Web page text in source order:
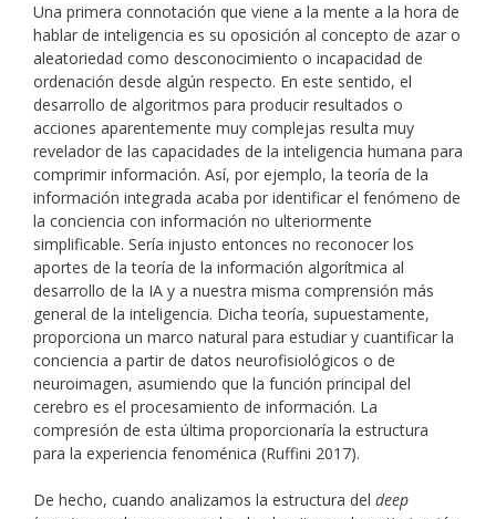
Una primera connotación que viene a la mente a la hora de
hablar de inteligencia es su oposición al concepto de azar o
aleatoriedad como desconocimiento o incapacidad de
ordenación desde algún respecto. En este sentido, el
desarrollo de algoritmos para producir resultados o
acciones aparentemente muy complejas resulta muy
revelador de las capacidades de la inteligencia humana para
comprimir información. Así, por ejemplo, la teoría de la
información integrada acaba por identificar el fenómeno de
la conciencia con información no ulteriormente
simplificable. Sería injusto entonces no reconocer los
aportes de la teoría de la información algorítmica al
desarrollo de la IA y a nuestra misma comprensión más
general de la inteligencia. Dicha teoría, supuestamente,
proporciona un marco natural para estudiar y cuantificar la
conciencia a partir de datos neurofisiológicos o de
neuroimagen, asumiendo que la función principal del
cerebro es el procesamiento de información. La
compresión de esta última proporcionaría la estructura
para la experiencia fenoménica (Ruffini 2017).
De hecho, cuando analizamos la estructura del deep